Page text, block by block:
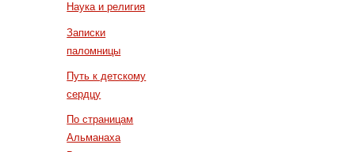
Наука и религия
Записки
паломницы
Путь к детскому
сердцу
По страницам
Альманаха